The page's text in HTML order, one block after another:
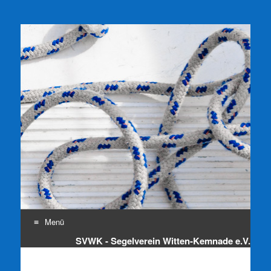
SVWK e.V.
Segelverein Witten-Kemnade e.V.
Menü
Zum
SVWK - Segelverein Witten-Kemnade e.V.